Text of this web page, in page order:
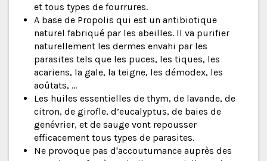
et tous types de fourrures.
A base de Propolis qui est un antibiotique
naturel fabriqué par les abeilles. Il va purifier
naturellement les dermes envahi par les
parasites tels que les puces, les tiques, les
acariens, la gale, la teigne, les démodex, les
aoûtats, ...
Les huiles essentielles de thym, de lavande, de
citron, de girofle, d’eucalyptus, de baies de
genévrier, et de sauge vont repousser
efficacement tous types de parasites.
Ne provoque pas d'accoutumance auprès des